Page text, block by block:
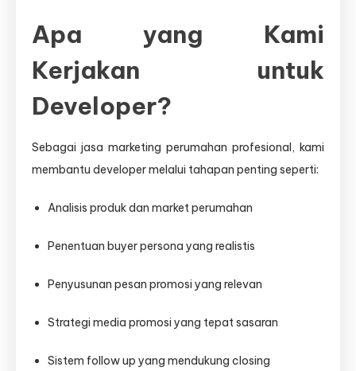
Apa yang Kami
Kerjakan untuk
Developer?
Sebagai jasa marketing perumahan profesional, kami
membantu developer melalui tahapan penting seperti:
Analisis produk dan market perumahan
Penentuan buyer persona yang realistis
Penyusunan pesan promosi yang relevan
Strategi media promosi yang tepat sasaran
Sistem follow up yang mendukung closing